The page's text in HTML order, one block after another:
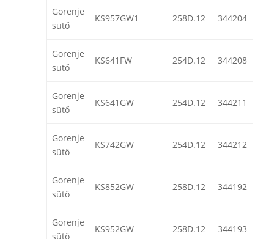
Gorenje
sütő
KS957GW1 258D.12 344204
Gorenje
sütő
KS641FW 254D.12 344208
Gorenje
sütő
KS641GW 254D.12 344211
Gorenje
sütő
KS742GW 254D.12 344212
Gorenje
sütő
KS852GW 258D.12 344192
Gorenje
sütő
KS952GW 258D.12 344193